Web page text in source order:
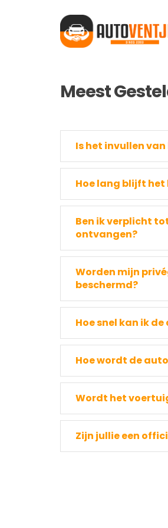
Meest
Is het invullen
Hoe lang blijft
Ben ik verplicht
ontvangen?
Worden mijn
beschermd?
Hoe snel kan ik
Hoe wordt de
Wordt het
Zijn jullie een